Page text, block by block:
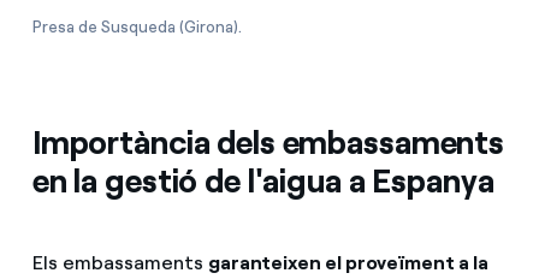
Presa de Susqueda (Girona).
Importància dels embassaments
en la gestió de l'aigua a Espanya
Els embassaments garanteixen el proveïment a la